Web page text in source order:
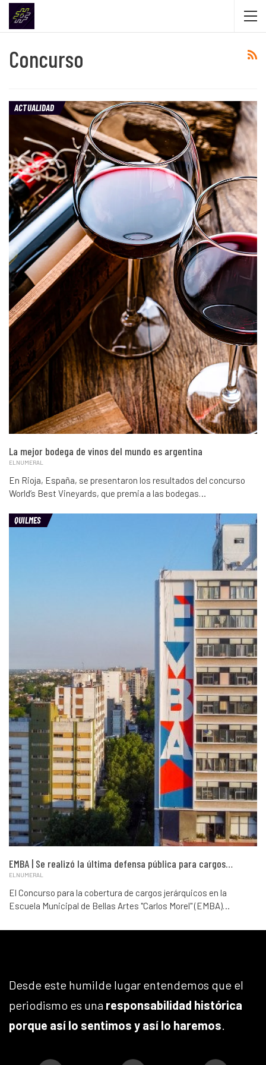
Concurso
ACTUALIDAD
La mejor bodega de vinos del mundo es argentina
ELNUMERAL
En Rioja, España, se presentaron los resultados del concurso
World’s Best Vineyards, que premia a las bodegas…
QUILMES
EMBA | Se realizó la última defensa pública para cargos…
ELNUMERAL
El Concurso para la cobertura de cargos jerárquicos en la
Escuela Municipal de Bellas Artes "Carlos Morel" (EMBA)…
Desde este humilde lugar entendemos que el
periodismo es una responsabilidad histórica
porque así lo sentimos y así lo haremos.